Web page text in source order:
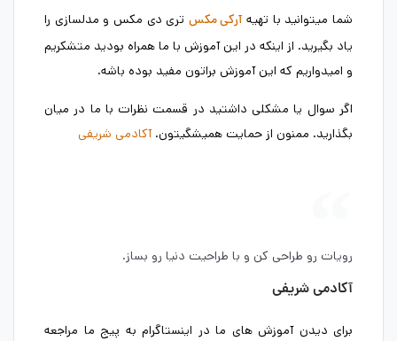
شما میتوانید با تهیهآرکی مکس تری دی مکس و مدلسازی را
یاد بگیرید. از اینکه در این آموزش با ما همراه بودید متشکریم
و امیدواریم که این آموزش براتون مفید بوده باشه.
اگر سوال یا مشکلی داشتید در قسمت نظرات با ما در میان
بگذارید. ممنون از حمایت همیشگیتون.آکادمی شریفی
رویات رو طراحی کن و با طراحیت دنیا رو بساز.
آکادمی شریفی
برای دیدن آموزش های ما در اینستاگرام به پیج ما مراجعه